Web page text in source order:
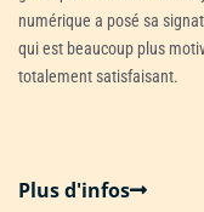
numérique a posé sa
qui est beaucoup plus
totalement satisfaisant.
Plus d'infos